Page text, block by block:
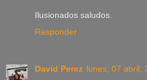
Ilusionados saludos.
Responder
David Perez lunes, 07 abril,